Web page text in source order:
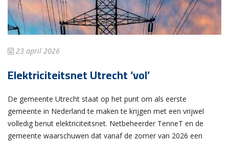
23 april 2026
Elektriciteitsnet Utrecht ‘vol’
De gemeente Utrecht staat op het punt om als eerste
gemeente in Nederland te maken te krijgen met een vrijwel
volledig benut elektriciteitsnet. Netbeheerder TenneT en de
gemeente waarschuwen dat vanaf de zomer van 2026 een